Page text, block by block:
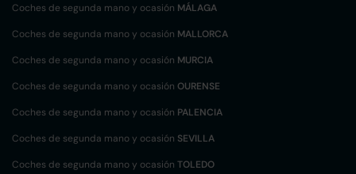
Coches de segunda mano y ocasión MÁLAGA
Coches de segunda mano y ocasión MALLORCA
Coches de segunda mano y ocasión MURCIA
Coches de segunda mano y ocasión OURENSE
Coches de segunda mano y ocasión PALENCIA
Coches de segunda mano y ocasión SEVILLA
Coches de segunda mano y ocasión TOLEDO